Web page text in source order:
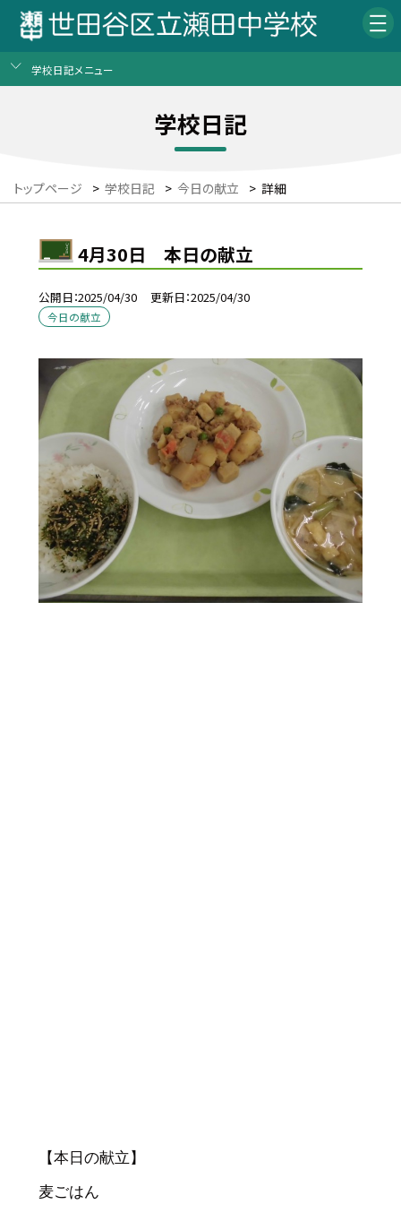
学校日記メニュー
学校日記
トップページ > 学校日記 > 今日の献立 > 詳細
4月30日 本日の献立
公開日 2025/04/30 更新日 2025/04/30
今日の献立
【本日の献立】
麦ごはん